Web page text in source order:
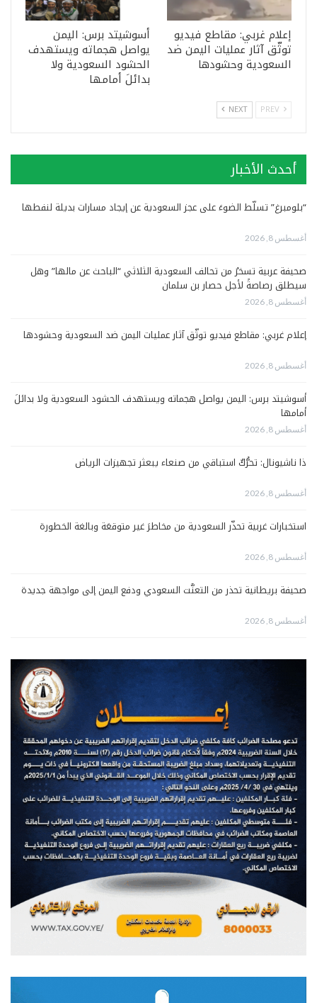
إعلام غربي: مقاطع فيديو
توثّق آثار عمليات اليمن ضد
السعودية وحشودها
أسوشيتد برس: اليمن
يواصل هجماته ويستهدف
الحشود السعودية ولا
بدائلَ أمامها
NEXT
أحدث الأخبار
“بلومبرغ” تسلّط الضوءَ على عجز السعودية عن إيجاد مسارات بديلة لنفطها
أغسطس 8, 2026
صحيفة عربية تسخرُ من تحالف السعودية الثلاثي “الباحث عن مالها” وهل
سيطلق رصاصةً لأجل حصار بن سلمان
أغسطس 8, 2026
إعلام غربي: مقاطع فيديو توثّق آثار عمليات اليمن ضد السعودية وحشودها
أغسطس 8, 2026
أسوشيتد برس: اليمن يواصل هجماته ويستهدف الحشود السعودية ولا بدائلَ
أمامها
أغسطس 8, 2026
ذا ناشيونال: تحرُّكٌ استباقي من صنعاء يبعثر تجهيزات الرياض
أغسطس 8, 2026
استخبارات غربية تحذّر السعودية من مخاطرَ غير متوقعَة وبالغة الخطورة
أغسطس 8, 2026
صحيفة بريطانية تحذر من التعنُّت السعودي ودفع اليمن إلى مواجهة جديدة
أغسطس 8, 2026